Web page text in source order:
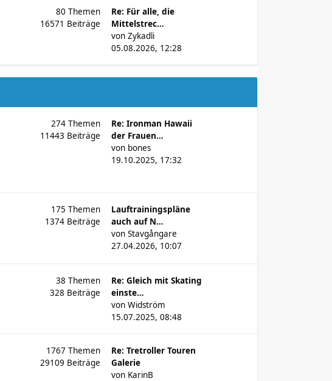
80Themen
16571 Beiträge
Re: Für alle, die
Mittelstrec…
vonZykadli
05.08.2026, 12:28
274Themen
11443 Beiträge
Re: Ironman Hawaii
der Frauen…
von bones
19.10.2025, 17:32
175Themen
1374 Beiträge
Lauftrainingspläne
auch auf N…
vonStavgångare
27.04.2026, 10:07
38Themen
328 Beiträge
Re: Gleich mit Skating
einste…
vonWidström
15.07.2025, 08:48
1767Themen
29109 Beiträge
Re: Tretroller Touren
Galerie
von KarinB